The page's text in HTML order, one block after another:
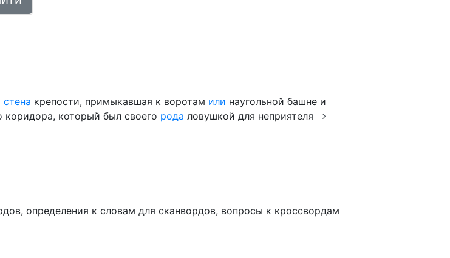
стена крепости, примыкавшая к воротам или наугольной башне и
коридора, который был своего рода ловушкой для неприятеля
определения к словам для сканвордов, вопросы к кроссвордам